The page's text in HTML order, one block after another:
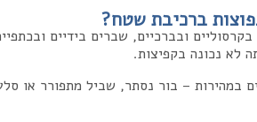
ברכיבת שטח?
ובברכיים, שברים בידיים
לא נכונה בקפיצות.
במהירות – בור נסתר, שביל מתפורר או